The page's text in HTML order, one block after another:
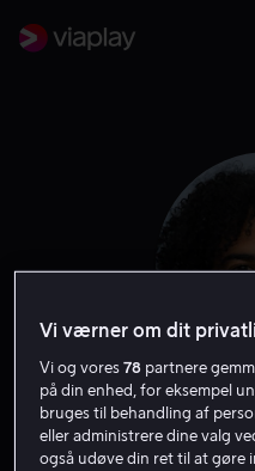
Vi værner om dit
Vi og vores78 partnere
på din enhed, for eksempel
bruges til behandling af
eller administrere dine valg
også udøve din ret til at gøre